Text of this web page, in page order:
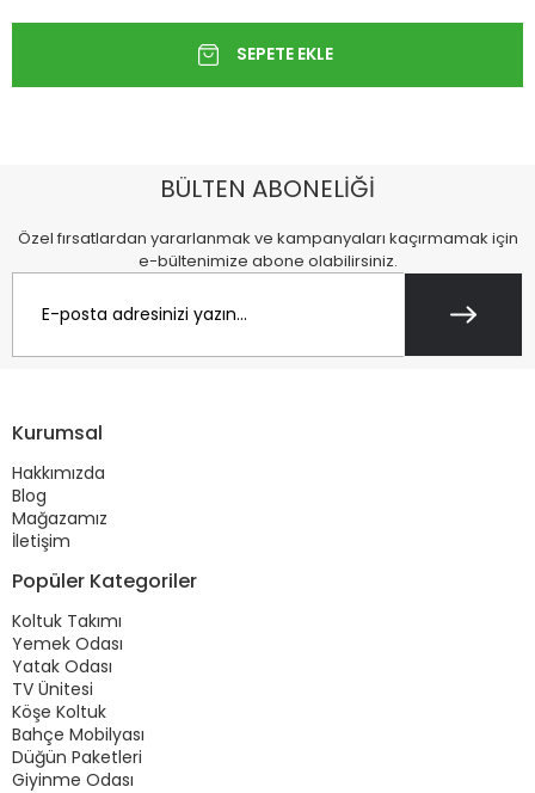
BÜLTEN ABONELİĞİ
Özel fırsatlardan yararlanmak ve kampanyaları kaçırmamak için
e-bültenimize abone olabilirsiniz.
Kurumsal
Hakkımızda
Blog
Mağazamız
İletişim
Popüler Kategoriler
Koltuk Takımı
Yemek Odası
Yatak Odası
TV Ünitesi
Köşe Koltuk
Bahçe Mobilyası
Düğün Paketleri
Giyinme Odası